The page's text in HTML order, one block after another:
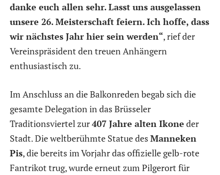
danke euch allen sehr. Lasst uns ausgelassen
unsere 26. Meisterschaft feiern. Ich hoffe, dass
wir nächstes Jahr hier sein werden“, rief der
Vereinspräsident den treuen Anhängern
enthusiastisch zu.
Im Anschluss an die Balkonreden begab sich die
gesamte Delegation in das Brüsseler
Traditionsviertel zur407 Jahre alten Ikone der
Stadt. Die weltberühmte Statue des Manneken
Pis, die bereits im Vorjahr das offizielle gelb-rote
Fantrikot trug, wurde erneut zum Pilgerort für